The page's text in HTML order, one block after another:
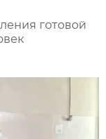
готовой